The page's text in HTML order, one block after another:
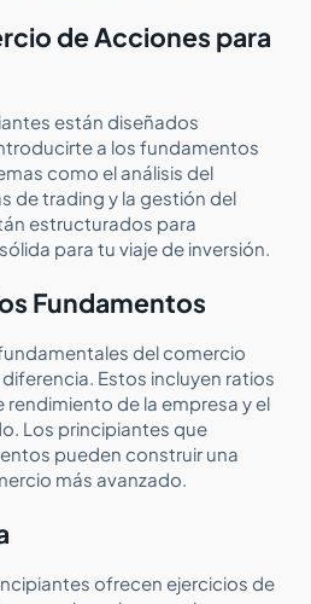
de Acciones para
están diseñados
a los fundamentos
como el análisis del
de trading y la gestión del
estructurados para
para tu viaje de inversión.
Fundamentos
del comercio
Estos incluyen ratios
de la empresa y el
Los principiantes que
pueden construir una
más avanzado.
ofrecen ejercicios de